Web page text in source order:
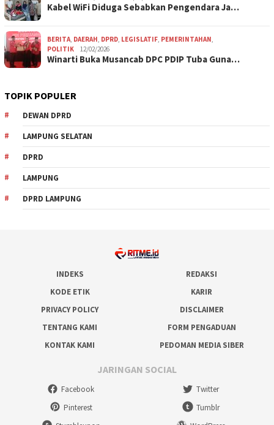
Kabel WiFi Diduga Sebabkan Pengendara Ja…
BERITA, DAERAH, DPRD, LEGISLATIF, PEMERINTAHAN,
POLITIK
12/02/2026
Winarti Buka Musancab DPC PDIP Tuba Guna…
TOPIK POPULER
DEWAN DPRD
LAMPUNG SELATAN
DPRD
LAMPUNG
DPRD LAMPUNG
INDEKS
REDAKSI
KODE ETIK
KARIR
PRIVACY POLICY
DISCLAIMER
TENTANG KAMI
FORM PENGADUAN
KONTAK KAMI
PEDOMAN MEDIA SIBER
JARINGAN SOCIAL
Facebook
Twitter
Pinterest
Tumblr